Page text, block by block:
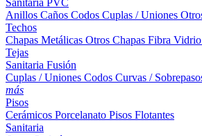
Sanitaria PVC
Anillos Caños Codos Cuplas / Uniones
Techos
Chapas Metálicas Otros Chapas Fibra Vidrio
Tejas
Sanitaria Fusión
Cuplas / Uniones Codos Curvas /
más
Pisos
Cerámicos Porcelanato Pisos Flotantes
Sanitaria